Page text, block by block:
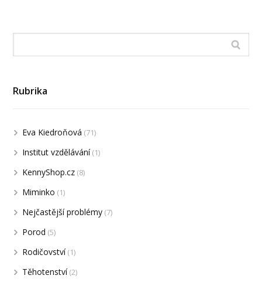
Rubrika
Eva Kiedroňová (71)
Institut vzdělávání(1)
KennyShop.cz (8)
Miminko (1)
Nejčastější problémy (7)
Porod (5)
Rodičovství(1)
Těhotenství(2)